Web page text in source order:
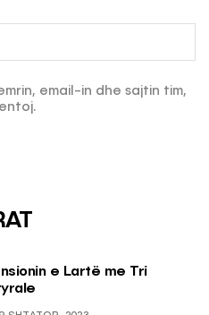
email-in dhe sajtin tim,
e Lartë me Tri